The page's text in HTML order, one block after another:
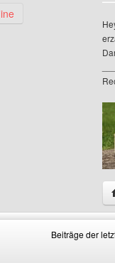
Benutzer-
Beiträge der